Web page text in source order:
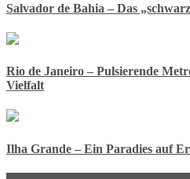
Salvador de Bahia – Das
Rio de Janeiro – Pulsierende
Vielfalt
Ilha Grande – Ein Paradies auf